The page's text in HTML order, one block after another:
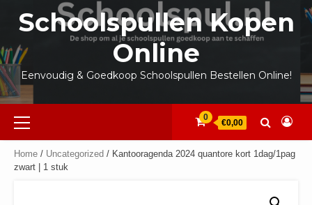
inhoud
Schoolspullen Kopen
Online
Eenvoudig & Goedkoop Schoolspullen Bestellen Online!
Primair
menu
0
€0,00
Home / Uncategorized / Kantooragenda 2024 quantore kort 1dag/1pag
zwart | 1 stuk